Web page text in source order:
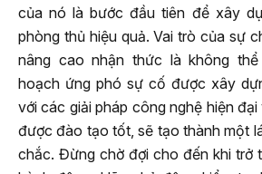
của nó là bước đầu tiên để xây
phòng thủ hiệu quả. Vai trò của sự
nâng cao nhận thức là không
hoạch ứng phó sự cố được xây
với các giải pháp công nghệ hiện
được đào tạo tốt, sẽ tạo thành một
chắc. Đừng chờ đợi cho đến khi trở